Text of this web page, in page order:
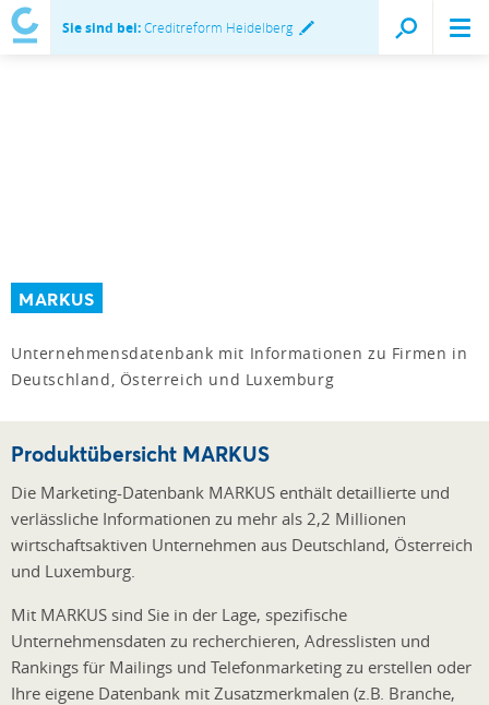
Sie sind bei:Creditreform Heidelberg
MARKUS
Unternehmensdatenbank mit Informationen zu Firmen in
Deutschland, Österreich und Luxemburg
Produktübersicht MARKUS
Die Marketing-Datenbank MARKUS enthält detaillierte und
verlässliche Informationen zu mehr als 2,2 Millionen
wirtschaftsaktiven Unternehmen aus Deutschland, Österreich
und Luxemburg.
Mit MARKUS sind Sie in der Lage, spezifische
Unternehmensdaten zu recherchieren, Adresslisten und
Rankings für Mailings und Telefonmarketing zu erstellen oder
Ihre eigene Datenbank mit Zusatzmerkmalen (z.B. Branche,